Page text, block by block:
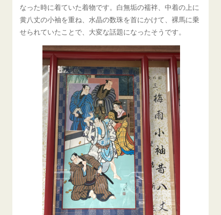
なった時に着ていた着物です。白無垢の襦袢、中着の上に
黄八丈の小袖を重ね、水晶の数珠を首にかけて、裸馬に乗
せられていたことで、大変な話題になったそうです。